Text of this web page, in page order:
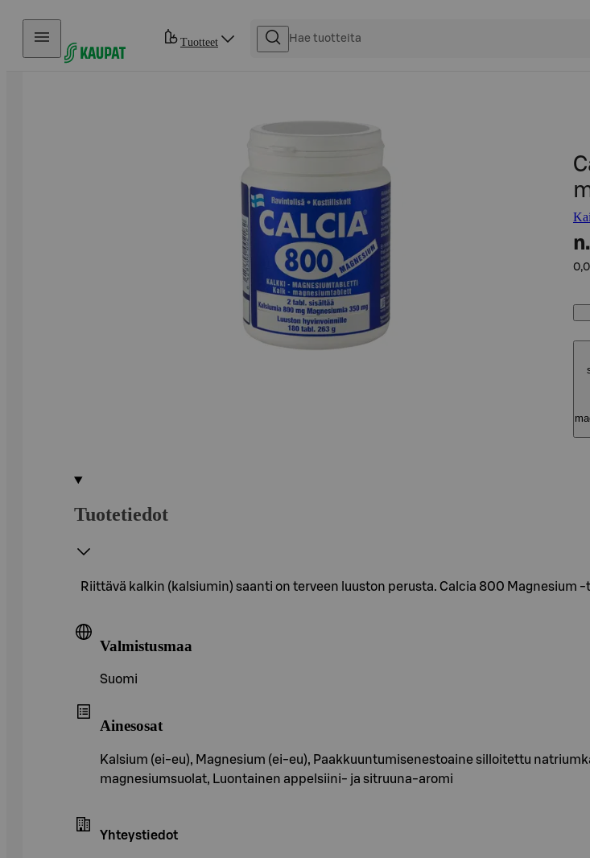
Hyppää sisältöön
Tuotteet
n.
Tuotetiedot
Riittävä kalkin (kalsiumin) saanti on terveen luuston perusta. Calcia 800
Valmistusmaa
Suomi
Ainesosat
Kalsium (ei-eu), Magnesium (ei-eu), Paakkuuntumisenestoaine silloitettu
magnesiumsuolat, Luontainen appelsiini- ja sitruuna-aromi
Yhteystiedot